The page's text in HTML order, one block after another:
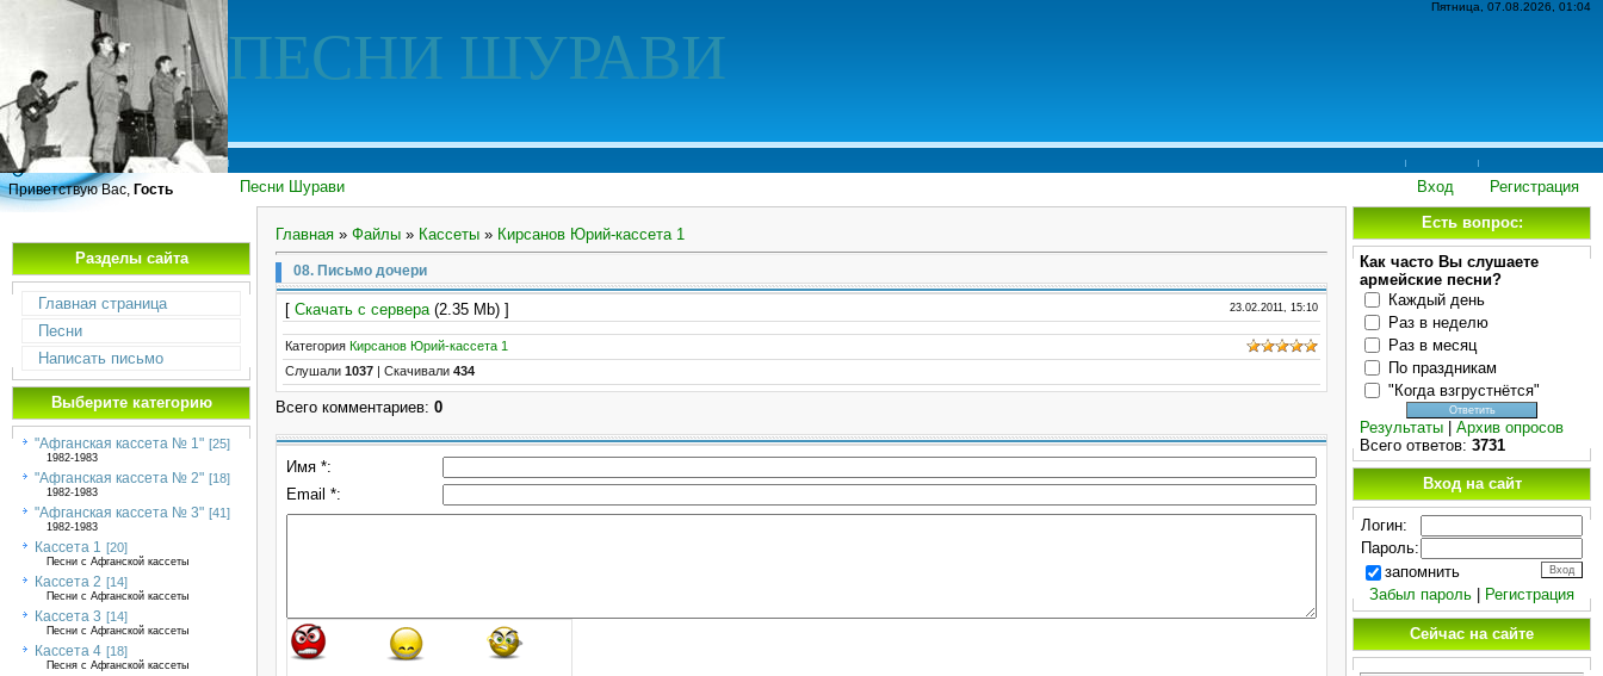
Пятница, 07.08.2026, 01:04
ПЕСНИ ШУРАВИ
Песни Шурави Регистрация
Вход
Приветствую Вас, Гость
Разделы сайта
Главная страница
Песни
Написать письмо
Выберите категорию
"Афганская кассета № 1" [25]
1982-1983
"Афганская кассета № 2" [18]
1982-1983
"Афганская кассета № 3" [41]
1982-1983
Кассета 1 [20]
Песни с Афганской кассеты
Кассета 2 [14]
Песни с Афганской кассеты
Кассета 3 [14]
Песни с Афганской кассеты
Кассета 4 [18]
Песня с Афганской кассеты
Главная » Файлы » Кассеты » Кирсанов Юрий-кассета 1
08. Письмо дочери
[ Скачать с сервера(2.35 Mb) ] 23.02.2011, 15:10
Категория Кирсанов Юрий-кассета 1
Слушали 1037 Скачивали 434
Всего комментариев: 0
Имя *:
Email *:
Есть вопрос:
Как часто Вы слушаете
армейские песни?
Каждый день
Раз в неделю
Раз в месяц
По праздникам
"Когда взгрустнётся"
Результаты
Архив опросов
Всего ответов: 3731
Вход на сайт
Логин:
Пароль:
запомнить
Забыл пароль
Регистрация
Сейчас на сайте